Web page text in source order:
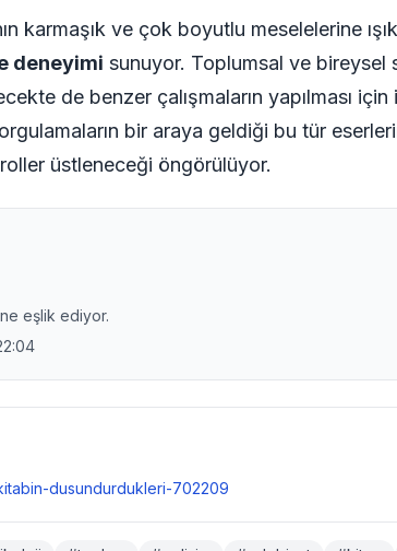
karmaşık ve çok boyutlu meselelerine
deneyimi sunuyor. Toplumsal ve bireysel
de benzer çalışmaların yapılması için
bir araya geldiği bu tür
üstleneceği öngörülüyor.
eşlik ediyor.
dusundurdukleri-702209